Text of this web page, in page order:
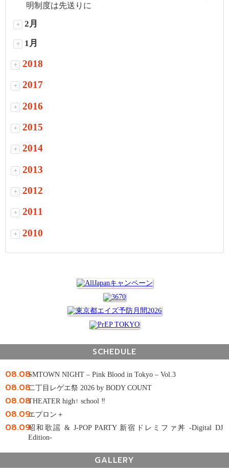
明制度は先送りに
+ 2月
+ 1月
+ 2018
+ 2017
+ 2016
+ 2015
+ 2014
+ 2013
+ 2012
+ 2011
+ 2010
SCHEDULE
08.08SMTOWN NIGHT – Pink Blood in Tokyo – Vol.3
08.08二丁目レゲエ祭 2026 by BODY COUNT
08.08THEATER high↑ school ‼
08.09エプロン＋
08.09昭和歌謡 & J-POP PARTY 新宿ドレミファ丼 -Digital DJ
Edition-
GALLERY